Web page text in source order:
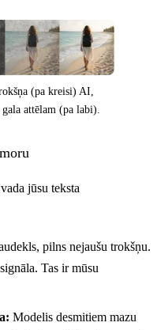
(pa kreisi) AI,
attēlam (pa labi).
jūsu teksta
pilns nejaušu trokšņu.
Tas ir mūsu
Modelis desmitiem mazu